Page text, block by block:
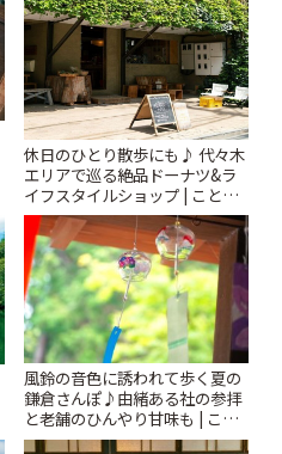
休日のひとり散歩にも♪ 代々木
エリアで巡る絶品ドーナツ&ラ
イフスタイルショップ | ことり
っぷ
風鈴の音色に誘われて歩く夏の
鎌倉さんぽ♪由緒ある社の参拝
と老舗のひんやり甘味も | こと
りっぷ